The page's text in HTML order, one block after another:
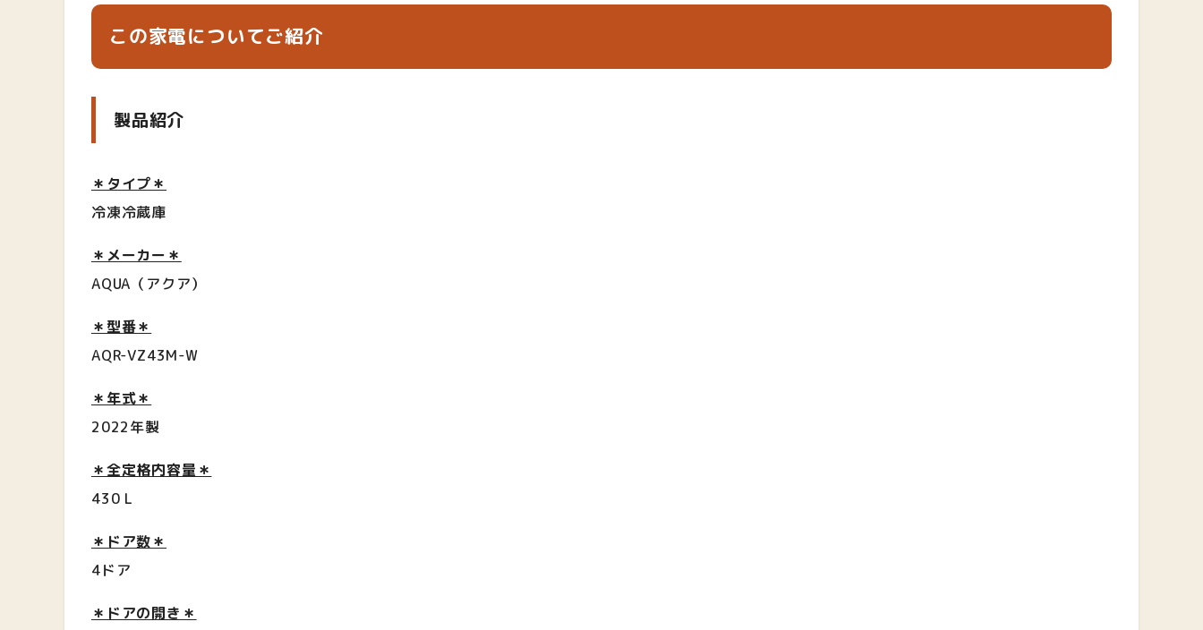
この家電についてご紹介
製品紹介
＊タイプ＊
冷凍冷蔵庫
＊メーカー＊
AQUA（アクア）
＊型番＊
AQR-VZ43M-W
＊年式＊
2022年製
＊全定格内容量＊
430 L
＊ドア数＊
4ドア
＊ドアの開き＊